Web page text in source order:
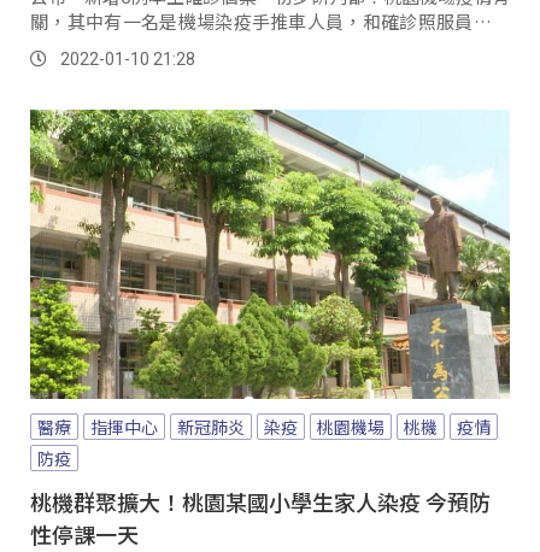
關，其中有一名是機場染疫手推車人員，和確診照服員的兒
子。2022-01-10 21:28
醫療 指揮中心 新冠肺炎 染疫 桃園機場 桃機
疫情
防疫
桃機群聚擴大！桃園某國小學生家人染疫 今預防
性停課一天